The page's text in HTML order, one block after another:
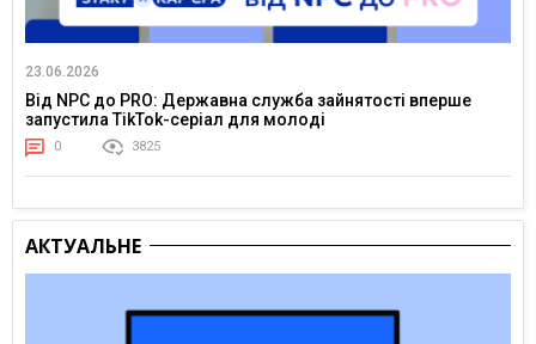
23.06.2026
Від NPC до PRO: Державна служба зайнятості вперше
запустила TikTok-серіал для молоді
0 3825
АКТУАЛЬНЕ